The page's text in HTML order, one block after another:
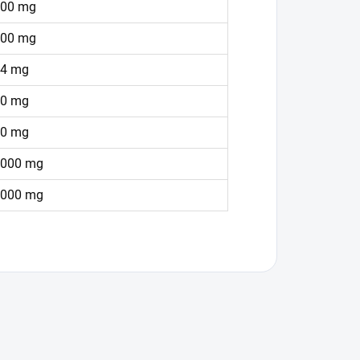
mg
mg
mg
mg
mg
mg
mg